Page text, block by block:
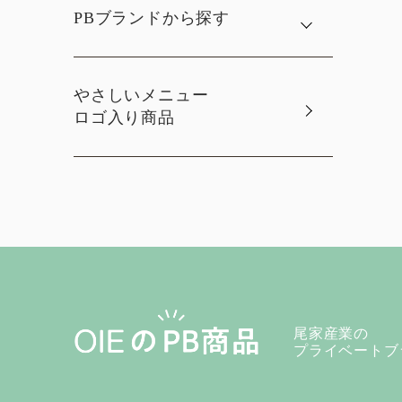
PBブランドから探す
やさしいメニュー
ロゴ入り商品
尾家産業の
プライベート